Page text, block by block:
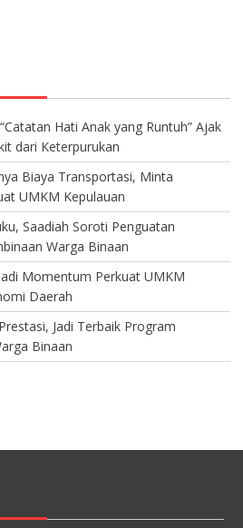
Hati Anak yang Runtuh” Ajak
dari Keterpurukan
Biaya Transportasi, Minta
UMKM Kepulauan
Saadiah Soroti Penguatan
Warga Binaan
Momentum Perkuat UMKM
Daerah
Jadi Terbaik Program
Binaan